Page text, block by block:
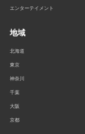
エンターテイメント
地域
北海道
東京
神奈川
千葉
大阪
京都